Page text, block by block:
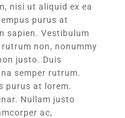
nisi ut aliquid ex ea
purus at
sapien. Vestibulum
non, nonummy
justo. Duis
semper rutrum.
purus at lorem.
Nullam justo
ac,